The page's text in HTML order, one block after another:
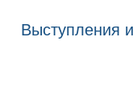
Выступления